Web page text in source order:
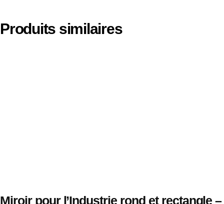
Produits similaires
Miroir pour l’Industrie rond et rectangle –